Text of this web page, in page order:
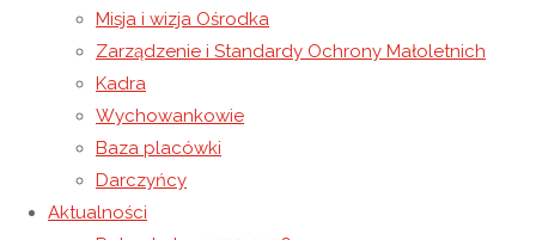
Misja i wizja Ośrodka
Zarządzenie i Standardy Ochrony Małoletnich
Kadra
Wychowankowie
Baza placówki
Darczyńcy
Aktualności
26 maja 20201 listopada 2020 Rok szkolny 2019-2020
Strona główna Rok szkolny 2019-2020